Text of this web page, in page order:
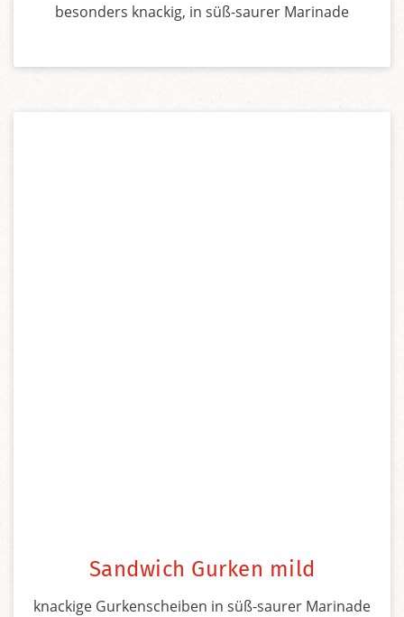
besonders knackig, in süß-saurer Marinade
Sandwich Gurken mild
knackige Gurkenscheiben in süß-saurer Marinade